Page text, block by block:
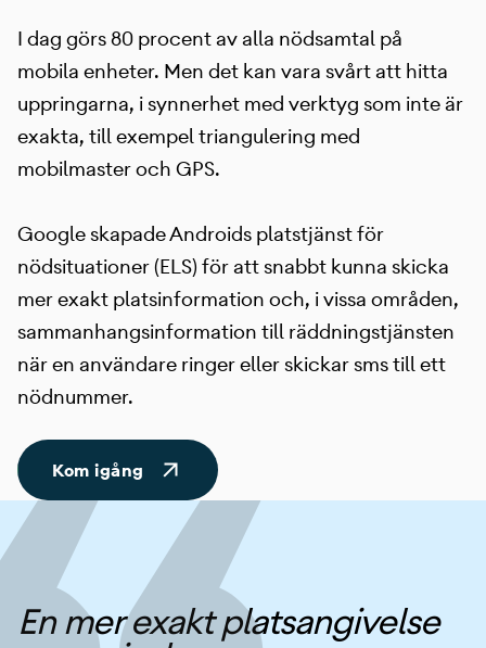
I dag görs 80 procent av alla nödsamtal på
mobila enheter. Men det kan vara svårt att hitta
uppringarna, i synnerhet med verktyg som inte är
exakta, till exempel triangulering med
mobilmaster och GPS.
Google skapade Androids platstjänst för
nödsituationer (ELS) för att snabbt kunna skicka
mer exakt platsinformation och, i vissa områden,
sammanhangsinformation till räddningstjänsten
när en användare ringer eller skickar sms till ett
nödnummer.
Kom igång
En mer exakt platsangivelse